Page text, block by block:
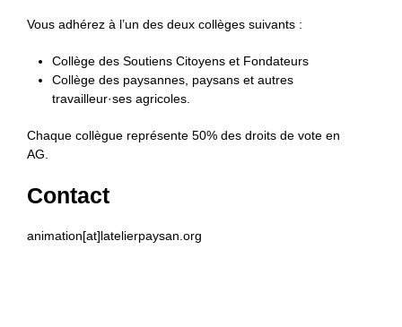
Vous adhérez à l’un des deux collèges suivants :
Collège des Soutiens Citoyens et Fondateurs
Collège des paysannes, paysans et autres
travailleur·ses agricoles.
Chaque collègue représente 50% des droits de vote en
AG.
Contact
animation[at]latelierpaysan.org